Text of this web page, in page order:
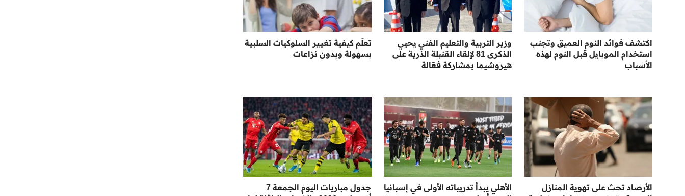
اكتشف فوائد النوم العميق وتجنب
استخدام الموبايل قبل النوم لهذه
الأسباب
وزير التربية والتعليم الفني يحيي
الذكرى 81 لإلقاء القنبلة الذرية على
هيروشيما بمشاركة فعّالة
تعلّم كيفية تغيير السلوكيات السلبية
بسهولة وبدون نزاعات
الأرصاد تحث على تهوية المنازل
الأهلي يبدأ تدريباته الأولى في إسبانيا
جدول مباريات اليوم الجمعة 7